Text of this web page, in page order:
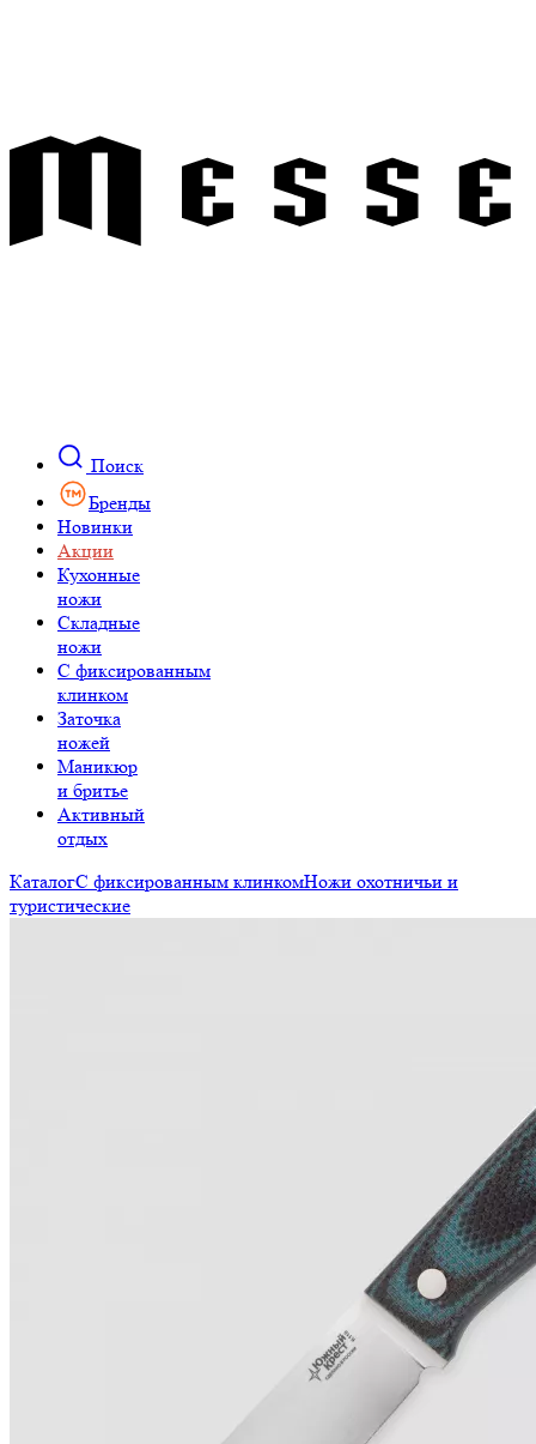
Поиск
Бренды
Новинки
Акции
Кухонные
ножи
Складные
ножи
C фиксированным
клинком
Заточка
ножей
Маникюр
и бритье
Активный
отдых
КаталогС фиксированным клинкомНожи охотничьи и
туристические